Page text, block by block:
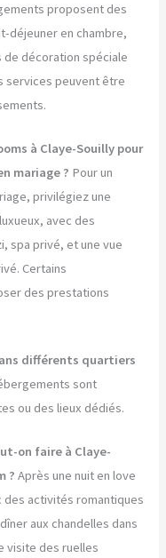
proposent des
déjeuner en chambre,
décoration spéciale
services peuvent être
à Claye-Souilly pour
mariage ? Pour un
privilégiez une
avec des
spa privé, et une vue
Certains
des prestations
différents quartiers
sont
ou des lieux dédiés.
on faire à Claye-
? Après une nuit en love
activités romantiques
aux chandelles dans
visite des ruelles